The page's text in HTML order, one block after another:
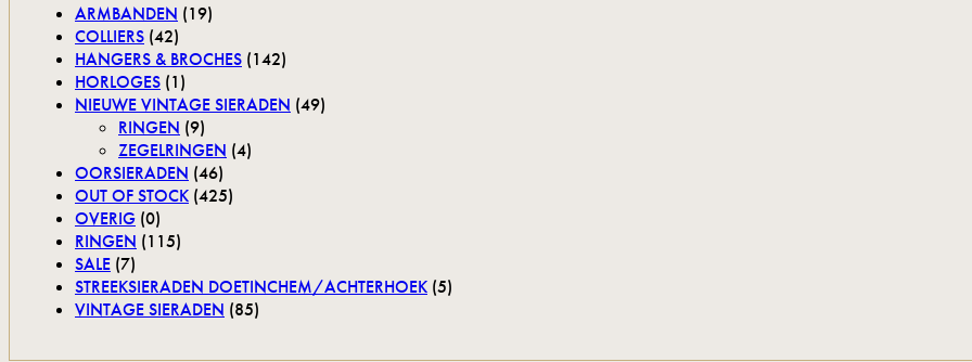
ARMBANDEN (19)
COLLIERS (42)
HANGERS & BROCHES (142)
HORLOGES (1)
NIEUWE VINTAGE SIERADEN (49)
RINGEN (9)
ZEGELRINGEN (4)
OORSIERADEN (46)
OUT OF STOCK (425)
OVERIG (0)
RINGEN (115)
SALE (7)
STREEKSIERADEN DOETINCHEM/ACHTERHOEK (5)
VINTAGE SIERADEN (85)